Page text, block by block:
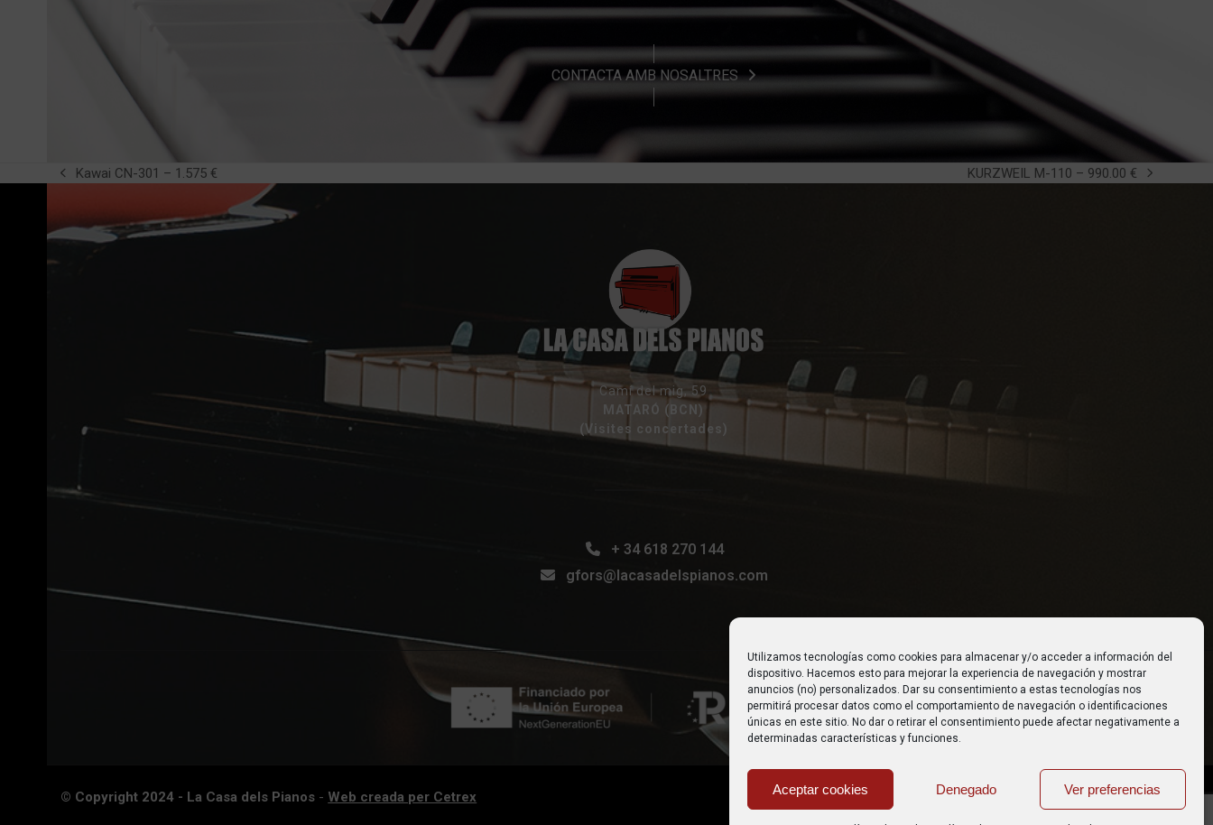
Utilizamos tecnologías como cookies para almacenar y/o acceder a información del
dispositivo. Hacemos esto para mejorar la experiencia de navegación y mostrar
anuncios (no) personalizados. Dar su consentimiento a estas tecnologías nos
permitirá procesar datos como el comportamiento de navegación o identificaciones
únicas en este sitio. No dar o retirar el consentimiento puede afectar negativamente a
determinadas características y funciones.
Aceptar cookies Denegado Ver preferencias
CONTACTA AMB NOSALTRES
previous
Kawai CN-301 – 1.575 €
next
KURZWEIL M-110 – 990.00 €
Camí del mig, 59
MATARÓ (BCN)
(Visites concertades)
+ 34 618 270 144
gfors@lacasadelspianos.com
© Copyright 2024 - La Casa dels Pianos - Web creada per Cetrex